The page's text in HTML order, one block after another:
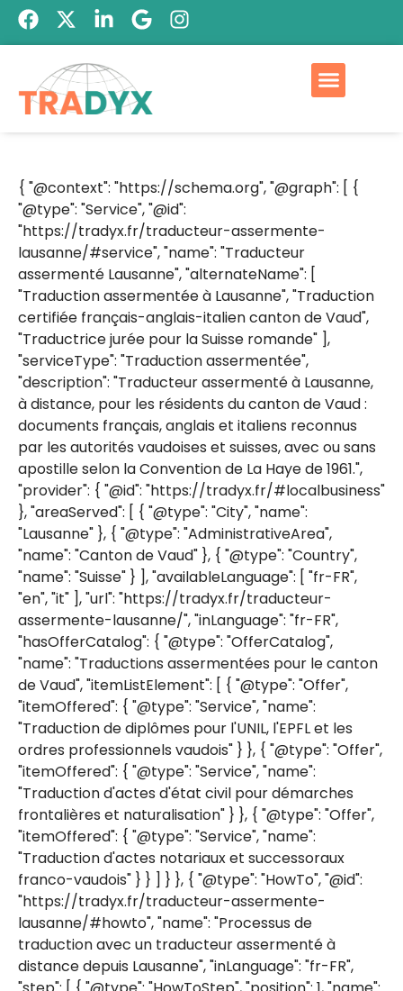
{ "@context": "https://schema.org", "@graph": [ {
"@type": "Service", "@id":
"https://tradyx.fr/traducteur-assermente-
lausanne/#service", "name": "Traducteur
assermenté Lausanne", "alternateName": [
"Traduction assermentée à Lausanne", "Traduction
certifiée français-anglais-italien canton de Vaud",
"Traductrice jurée pour la Suisse romande" ],
"serviceType": "Traduction assermentée",
"description": "Traducteur assermenté à Lausanne,
à distance, pour les résidents du canton de Vaud :
documents français, anglais et italiens reconnus
par les autorités vaudoises et suisses, avec ou sans
apostille selon la Convention de La Haye de 1961.",
"provider": { "@id": "https://tradyx.fr/#localbusiness"
}, "areaServed": [ { "@type": "City", "name":
"Lausanne" }, { "@type": "AdministrativeArea",
"name": "Canton de Vaud" }, { "@type": "Country",
"name": "Suisse" } ], "availableLanguage": [ "fr-FR",
"en", "it" ], "url": "https://tradyx.fr/traducteur-
assermente-lausanne/", "inLanguage": "fr-FR",
"hasOfferCatalog": { "@type": "OfferCatalog",
"name": "Traductions assermentées pour le canton
de Vaud", "itemListElement": [ { "@type": "Offer",
"itemOffered": { "@type": "Service", "name":
"Traduction de diplômes pour l'UNIL, l'EPFL et les
ordres professionnels vaudois" } }, { "@type": "Offer",
"itemOffered": { "@type": "Service", "name":
"Traduction d'actes d'état civil pour démarches
frontalières et naturalisation" } }, { "@type": "Offer",
"itemOffered": { "@type": "Service", "name":
"Traduction d'actes notariaux et successoraux
franco-vaudois" } } ] } }, { "@type": "HowTo", "@id":
"https://tradyx.fr/traducteur-assermente-
lausanne/#howto", "name": "Processus de
traduction avec un traducteur assermenté à
distance depuis Lausanne", "inLanguage": "fr-FR",